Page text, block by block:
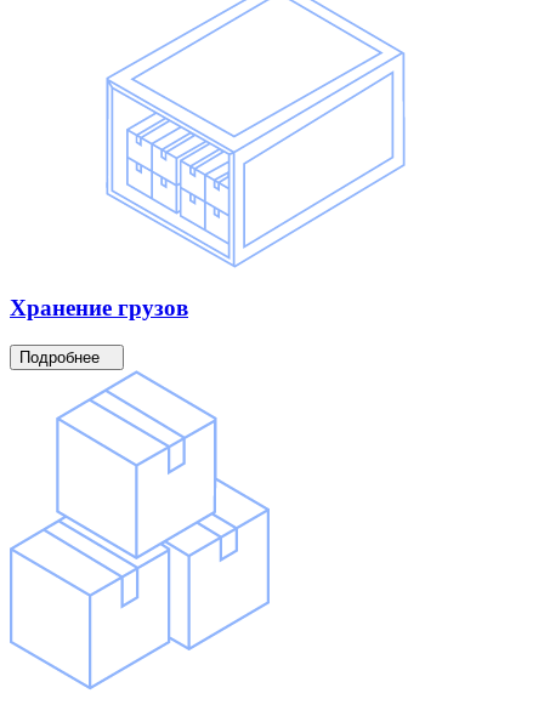
Хранение грузов
Подробнее